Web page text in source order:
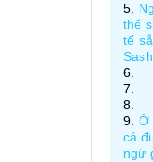
thể
tế
Ở
cá
ngừ